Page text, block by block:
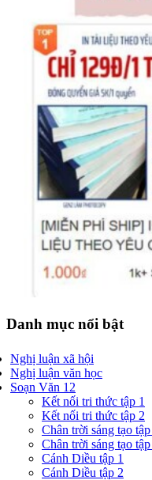
Danh mục nổi bật
Nghị luận xã hội
Nghị luận văn học
Soạn Văn 12
Kết nối tri thức tập 1
Kết nối tri thức tập 2
Chân trời sáng tạo tập
Chân trời sáng tạo
Cánh Diều tập 1
Cánh Diều tập 2